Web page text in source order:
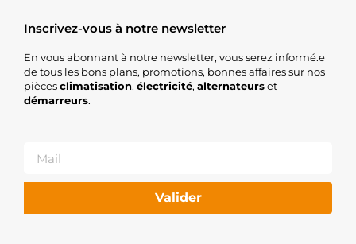
Inscrivez-vous à notre newsletter
En vous abonnant à notre newsletter, vous serez informé.e
de tous les bons plans, promotions, bonnes affaires sur nos
piècesclimatisation, électricité, alternateurset
démarreurs.
Valider